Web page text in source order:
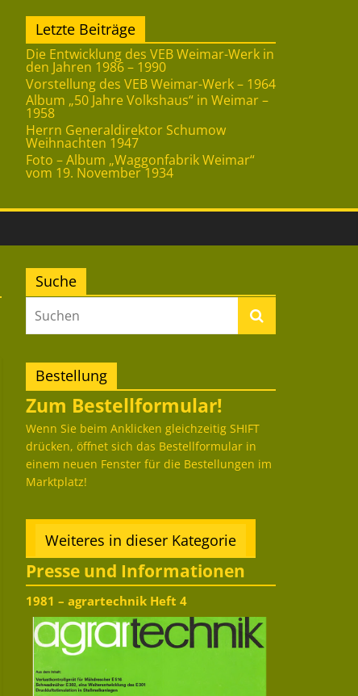
Letzte Beiträge
Die Entwicklung des VEB Weimar-Werk in
den Jahren 1986 – 1990
Vorstellung des VEB Weimar-Werk – 1964
Album „50 Jahre Volkshaus“ in Weimar –
1958
Herrn Generaldirektor Schumow
Weihnachten 1947
Foto – Album „Waggonfabrik Weimar“
vom 19. November 1934
Suche
Bestellung
Zum Bestellformular!
Wenn Sie beim Anklicken gleichzeitig SHIFT
drücken, öffnet sich das Bestellformular in
einem neuen Fenster für die Bestellungen im
Marktplatz!
Weiteres in dieser Kategorie
Presse und Informationen
1981 – agrartechnik Heft 4